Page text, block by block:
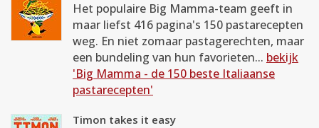
Het populaire Big Mamma-team geeft in
maar liefst 416 pagina's 150 pastarecepten
weg. En niet zomaar pastagerechten, maar
een bundeling van hun favorieten... bekijk
'Big Mamma - de 150 beste Italiaanse
pastarecepten'
Timon takes it easy